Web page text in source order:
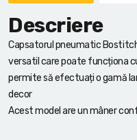
Descriere
Capsatorul pneumatic
versatil care poate funcționa
permite să efectuați o gamă
decor
Acest model are un mâner